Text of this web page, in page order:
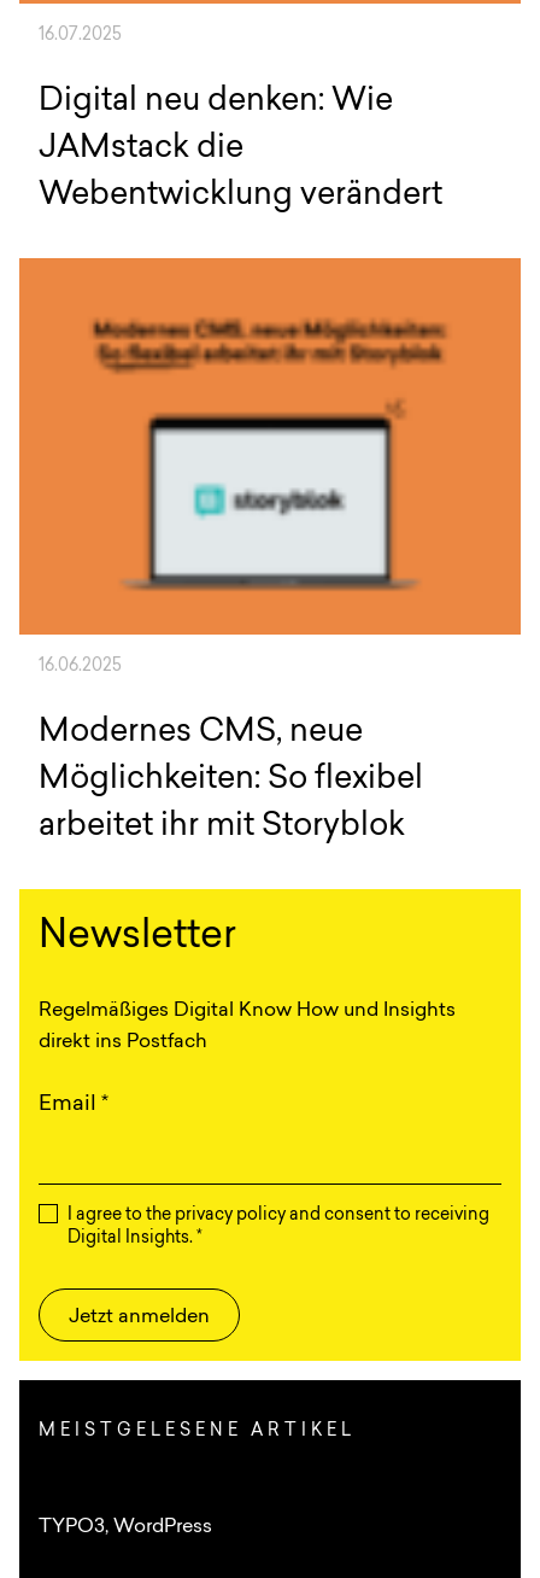
16.07.2025
Digital neu denken: Wie
JAMstack die
Webentwicklung verändert
16.06.2025
Modernes CMS, neue
Möglichkeiten: So flexibel
arbeitet ihr mit Storyblok
Newsletter
Regelmäßiges Digital Know How und Insights
direkt ins Postfach
Email *
I agree to the privacy policy and consent to receiving
Digital Insights. *
Jetzt anmelden
MEISTGELESENE ARTIKEL
TYPO3, WordPress